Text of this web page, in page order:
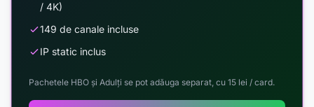
/ 4K)
149 de canale incluse
IP static inclus
Pachetele HBO și Adulți se pot adăuga separat, cu 15 lei / card.